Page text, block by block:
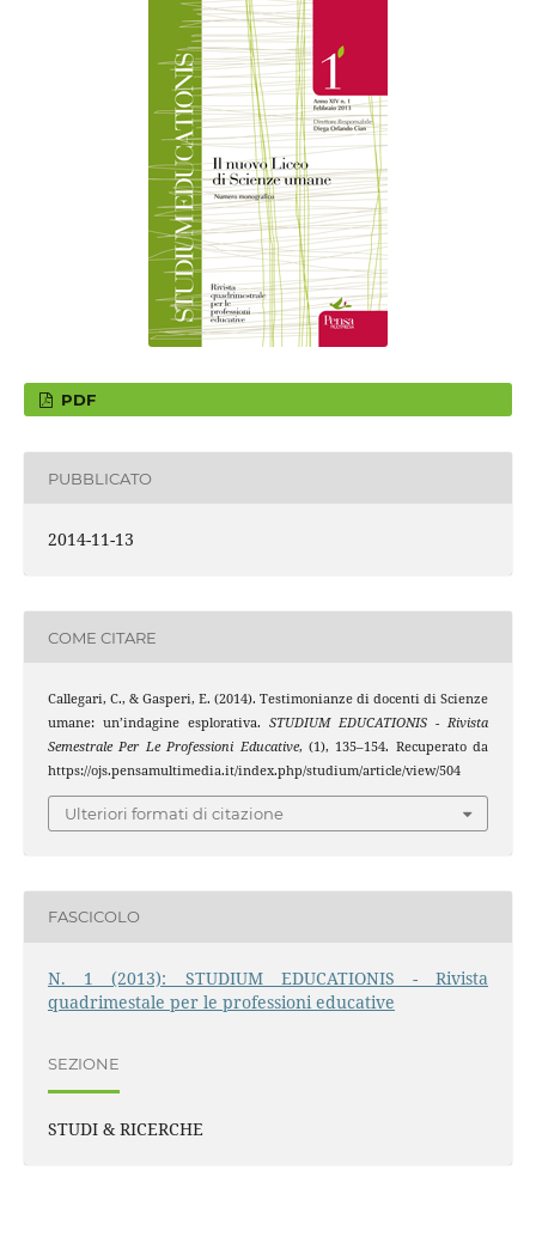
PDF
PUBBLICATO
2014-11-13
COME CITARE
Callegari, C., & Gasperi, E. (2014). Testimonianze di docenti di Scienze
umane: un’indagine esplorativa. STUDIUM EDUCATIONIS - Rivista
Semestrale Per Le Professioni Educative, (1), 135–154. Recuperato da
https://ojs.pensamultimedia.it/index.php/studium/article/view/504
Ulteriori formati di citazione
FASCICOLO
N. 1 (2013): STUDIUM EDUCATIONIS - Rivista
quadrimestale per le professioni educative
SEZIONE
STUDI & RICERCHE